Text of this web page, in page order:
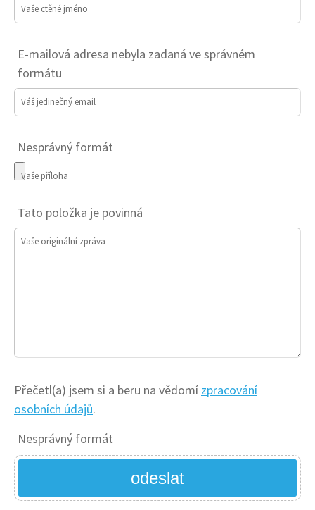
Základní umělecká škola Velké Meziříčí
Základní škola a mateřská škola Ruda
Harrach gastro s.r.o.
SANBORN a.s.
Knihovna Eduarda Petišky
Muzeum a informační centrum Vedrovice
Základní škola Sokolovská, Velké Meziříčí
ikonPlast s.r.o.
GLASS VISION s.r.o.
Vaše ctěné jméno
E-mailová adresa nebyla zadaná ve správném
formátu
Váš jedinečný email
Nesprávný formát
Vaše příloha
Tato položka je povinná
Vaše originální zpráva
Přečetl(a) jsem si a beru na vědomí zpracování
osobních údajů.
Nesprávný formát
odeslat